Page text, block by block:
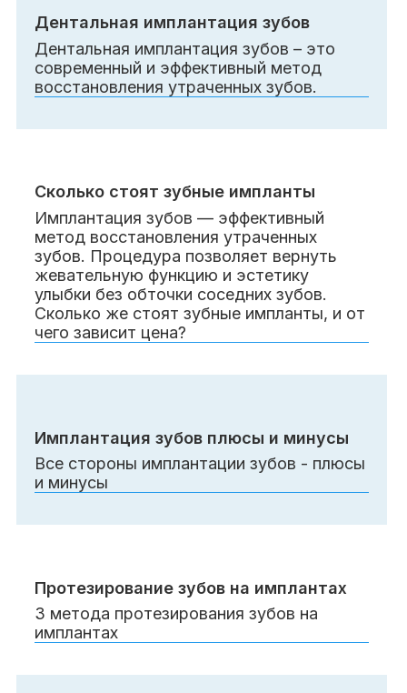
Гарантии Информация О компании
Дентальная имплантация зубов
Дентальная имплантация зубов – это
современный и эффективный метод
восстановления утраченных зубов.
Сколько стоят зубные импланты
Имплантация зубов — эффективный
метод восстановления утраченных
зубов. Процедура позволяет вернуть
жевательную функцию и эстетику
улыбки без обточки соседних зубов.
Сколько же стоят зубные импланты, и от
чего зависит цена?
Имплантация зубов плюсы и минусы
Все стороны имплантации зубов - плюсы
и минусы
Протезирование зубов на имплантах
3 метода протезирования зубов на
имплантах